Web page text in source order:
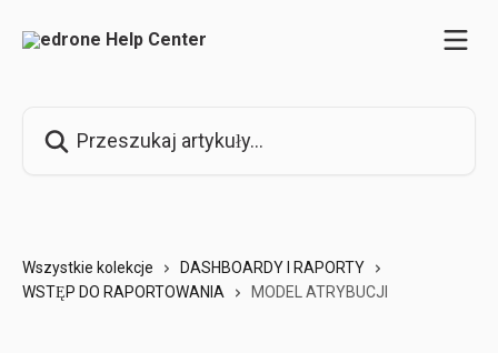
Wszystkie kolekcje
DASHBOARDY I RAPORTY
WSTĘP DO RAPORTOWANIA
MODEL ATRYBUCJI